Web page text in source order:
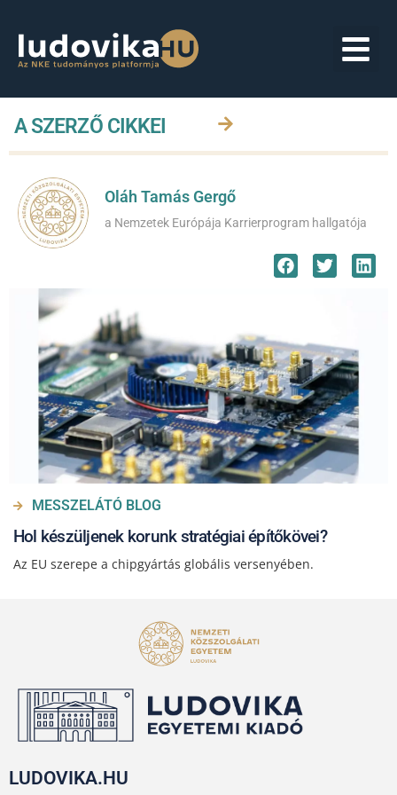
A SZERZŐ CIKKEI
Oláh Tamás Gergő
a Nemzetek Európája Karrierprogram hallgatója
MESSZELÁTÓ BLOG
Hol készüljenek korunk stratégiai építőkövei?
Az EU szerepe a chipgyártás globális versenyében.
LUDOVIKA.HU